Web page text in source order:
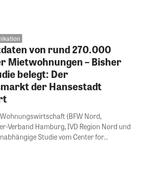
von rund 270.000
Mietwohnungen – Bisher
belegt: Der
der Hansestadt
(BFW Nord,
Verband Hamburg, IVD Region Nord und
Studie vom Center for...